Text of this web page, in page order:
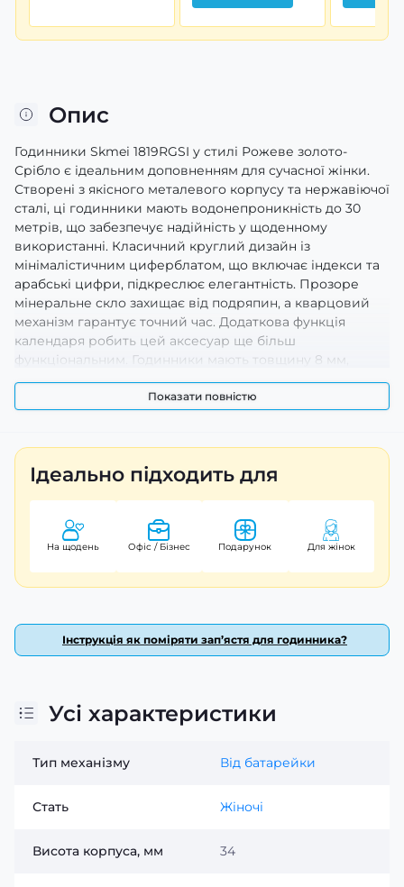
Опис
Годинники Skmei 1819RGSI у стилі Рожеве золото-
Срібло є ідеальним доповненням для сучасної жінки.
Створені з якісного металевого корпусу та нержавіючої
сталі, ці годинники мають водонепроникність до 30
метрів, що забезпечує надійність у щоденному
використанні. Класичний круглий дизайн із
мінімалістичним циферблатом, що включає індекси та
арабські цифри, підкреслює елегантність. Прозоре
мінеральне скло захищає від подряпин, а кварцовий
механізм гарантує точний час. Додаткова функція
календаря робить цей аксесуар ще більш
функціональним. Годинники мають товщину 8 мм,
см. Застібка класичного типу забезпечує зручність
Показати повністю
Ідеально підходить для
На щодень Офіс / Бізнес Подарунок Для жінок
Інструкція як поміряти зап’ястя для годинника?
Усі характеристики
Тип механізму Від батарейки
Стать Жіночі
Висота корпуса, мм 34